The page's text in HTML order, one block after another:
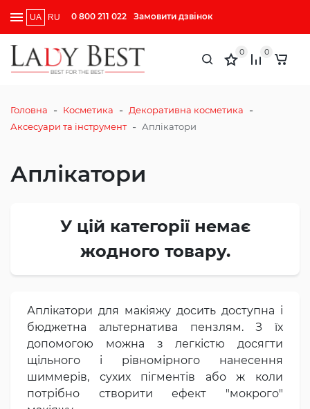
UA RU 0 800 211 022 Замовити дзвінок
0 0
Головна - Косметика - Декоративна косметика -
Аксесуари та інструмент - Аплікатори
Аплікатори
У цій категорії немає
жодного товару.
Аплікатори для макіяжу досить доступна і
бюджетна альтернатива пензлям. З їх
допомогою можна з легкістю досягти
щільного і рівномірного нанесення
шиммерів, сухих пігментів або ж коли
потрібно створити ефект "мокрого"